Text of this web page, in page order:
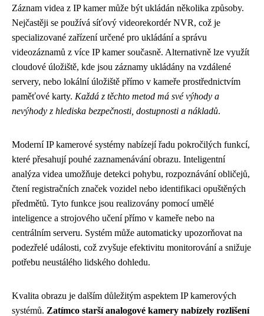
Záznam videa z IP kamer může být ukládán několika způsoby.
Nejčastěji se používá síťový videorekordér NVR, což je
specializované zařízení určené pro ukládání a správu
videozáznamů z více IP kamer současně. Alternativně lze využít
cloudové úložiště, kde jsou záznamy ukládány na vzdálené
servery, nebo lokální úložiště přímo v kameře prostřednictvím
paměťové karty. Každá z těchto metod má své výhody a
nevýhody z hlediska bezpečnosti, dostupnosti a nákladů.
Moderní IP kamerové systémy nabízejí řadu pokročilých funkcí,
které přesahují pouhé zaznamenávání obrazu. Inteligentní
analýza videa umožňuje detekci pohybu, rozpoznávání obličejů,
čtení registračních značek vozidel nebo identifikaci opuštěných
předmětů. Tyto funkce jsou realizovány pomocí umělé
inteligence a strojového učení přímo v kameře nebo na
centrálním serveru. Systém může automaticky upozorňovat na
podezřelé události, což zvyšuje efektivitu monitorování a snižuje
potřebu neustálého lidského dohledu.
Kvalita obrazu je dalším důležitým aspektem IP kamerových
systémů. Zatímco starší analogové kamery nabízely rozlišení